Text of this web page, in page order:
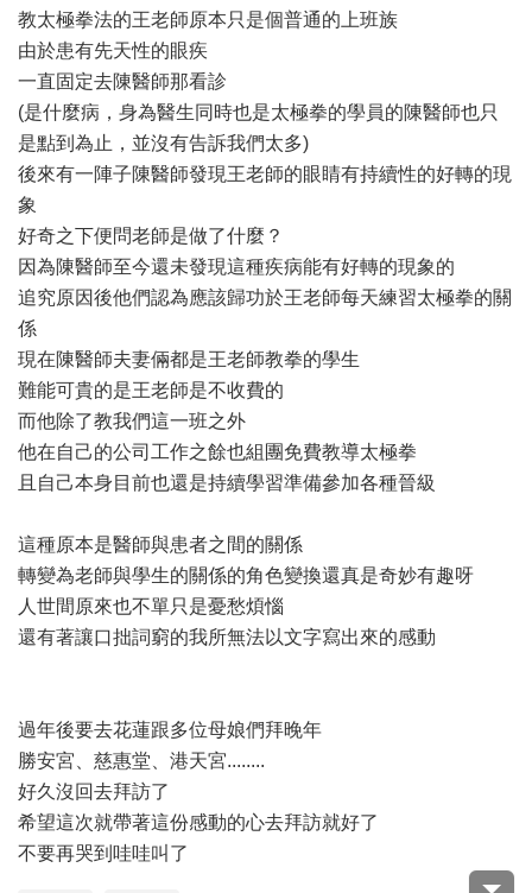
教太極拳法的王老師原本只是個普通的上班族
由於患有先天性的眼疾
一直固定去陳醫師那看診
(是什麼病，身為醫生同時也是太極拳的學員的陳醫師也只
是點到為止，並沒有告訴我們太多)
後來有一陣子陳醫師發現王老師的眼睛有持續性的好轉的現
象
好奇之下便問老師是做了什麼？
因為陳醫師至今還未發現這種疾病能有好轉的現象的
追究原因後他們認為應該歸功於王老師每天練習太極拳的關
係
現在陳醫師夫妻倆都是王老師教拳的學生
難能可貴的是王老師是不收費的
而他除了教我們這一班之外
他在自己的公司工作之餘也組團免費教導太極拳
且自己本身目前也還是持續學習準備參加各種晉級
這種原本是醫師與患者之間的關係
轉變為老師與學生的關係的角色變換還真是奇妙有趣呀
人世間原來也不單只是憂愁煩惱
還有著讓口拙詞窮的我所無法以文字寫出來的感動
過年後要去花蓮跟多位母娘們拜晚年
勝安宮、慈惠堂、港天宮........
好久沒回去拜訪了
希望這次就帶著這份感動的心去拜訪就好了
不要再哭到哇哇叫了